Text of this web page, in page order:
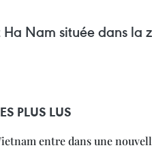
Nam située dans la
PLUS LUS
entre dans une